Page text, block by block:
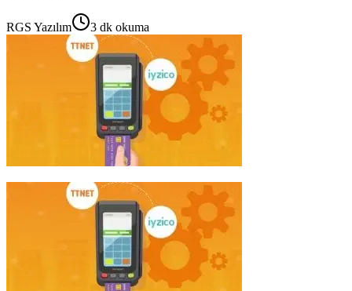
RGS Yazılım 3 dk okuma